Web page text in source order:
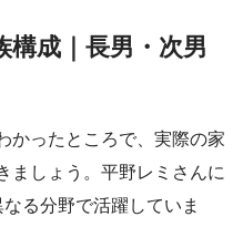
成｜長男・次男
かったところで、実際の家
ましょう。平野レミさんに
る分野で活躍していま